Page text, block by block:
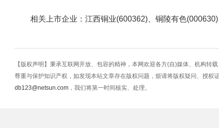
相关上市企业：江西铜业(600362)、铜陵有色(000630)
【版权声明】秉承互联网开放、包容的精神，本网欢迎各方(自)媒体、机构转
尊重与保护知识产权，如发现本站文章存在版权问题，烦请将版权疑问、授权
db123@netsun.com ，我们将第一时间核实、处理。